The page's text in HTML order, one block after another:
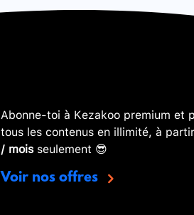
Abonne-toi à Kezakoo premium et
tous les contenus en illimité, à
/ moisseulement 😎
Voir nos offres